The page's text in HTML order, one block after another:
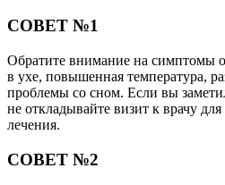
СОВЕТ №1
Обратите внимание на симптомы
в ухе, повышенная температура,
проблемы со сном. Если вы
не откладывайте визит к врачу
лечения.
СОВЕТ №2